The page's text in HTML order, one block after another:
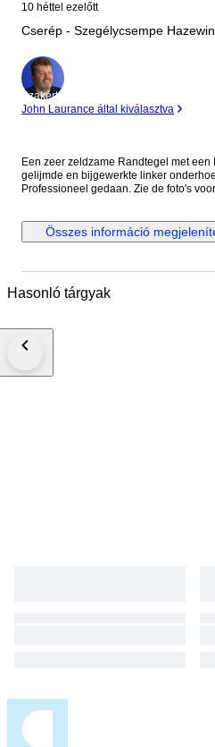
10 héttel ezelőtt
Cserép - Szegélycsempe
Szakértő
John Laurance által kiválasztva
Een zeer zeldzame Randtegel met
gelijmde en bijgewerkte linker
Professioneel gedaan. Zie de foto's
code Postnl Pakketdienst
Összes információ
Hasonló tárgyak